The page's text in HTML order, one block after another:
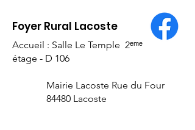
Foyer Rural Lacoste
Accueil : Salle Le Temple 2ᵉᵐᵉ
étage - D 106
Mairie Lacoste Rue du Four
84480 Lacoste